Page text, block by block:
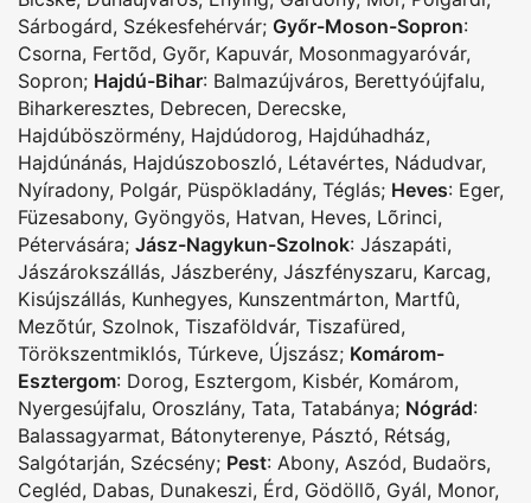
Sárbogárd, Székesfehérvár; Győr-Moson-Sopron:
Csorna, Fertõd, Gyõr, Kapuvár, Mosonmagyaróvár,
Sopron; Hajdú-Bihar: Balmazújváros, Berettyóújfalu,
Biharkeresztes, Debrecen, Derecske,
Hajdúböszörmény, Hajdúdorog, Hajdúhadház,
Hajdúnánás, Hajdúszoboszló, Létavértes, Nádudvar,
Nyíradony, Polgár, Püspökladány, Téglás; Heves: Eger,
Füzesabony, Gyöngyös, Hatvan, Heves, Lõrinci,
Pétervására; Jász-Nagykun-Szolnok: Jászapáti,
Jászárokszállás, Jászberény, Jászfényszaru, Karcag,
Kisújszállás, Kunhegyes, Kunszentmárton, Martfû,
Mezõtúr, Szolnok, Tiszaföldvár, Tiszafüred,
Törökszentmiklós, Túrkeve, Újszász; Komárom-
Esztergom: Dorog, Esztergom, Kisbér, Komárom,
Nyergesújfalu, Oroszlány, Tata, Tatabánya; Nógrád:
Balassagyarmat, Bátonyterenye, Pásztó, Rétság,
Salgótarján, Szécsény; Pest: Abony, Aszód, Budaörs,
Cegléd, Dabas, Dunakeszi, Érd, Gödöllõ, Gyál, Monor,